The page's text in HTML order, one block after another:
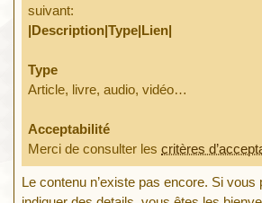
suivant:
|Description|Type|Lien|
Type
Article, livre, audio, vidéo…
Acceptabilité
Merci de consulter lescritères
Le contenu n’existe pas encore. Si